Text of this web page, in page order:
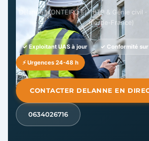
Delanne MONTEIRO EI · BTP & Génie civil
(Île-de-France)
✓ Exploitant UAS à jour ✓ Conformité
⚡ Urgences 24-48 h
CONTACTER DELANNE EN
0634026716